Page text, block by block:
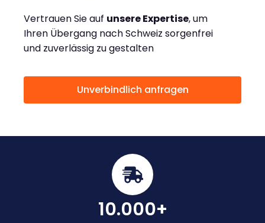
Vertrauen Sie auf unsere Expertise, um
Ihren Übergang nach Schweiz sorgenfrei
und zuverlässig zu gestalten
Unverbindlich anfragen
10.000+